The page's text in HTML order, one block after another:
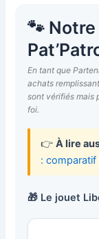
🐾
En tant que
achats
sont vérifiés mais
foi.
👉À lire
: comparatif
🎁 Le jouet